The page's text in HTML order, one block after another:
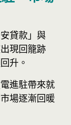
貸款」與
現回籠跡
升。
進駐帶來就
場逐漸回暖